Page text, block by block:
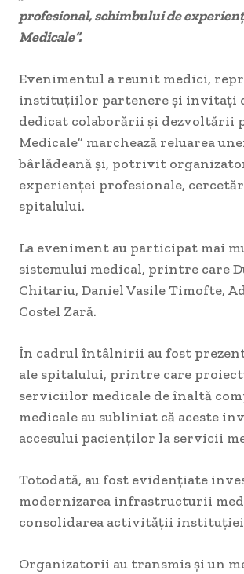
profesional, schimbului de
Medicale”.
Evenimentul a reunit medici,
instituțiilor partenere și invitați
dedicat colaborării și dezvoltării
Medicale” marchează reluarea
bârlădeană și, potrivit
experienței profesionale,
spitalului.
La eveniment au participat mai
sistemului medical, printre care
Chitariu, Daniel Vasile Timofte,
Costel Zară.
În cadrul întâlnirii au fost
ale spitalului, printre care
serviciilor medicale de înaltă
medicale au subliniat că aceste
accesului pacienților la servicii
Totodată, au fost evidențiate
modernizarea infrastructurii
consolidarea activității
Organizatorii au transmis și un